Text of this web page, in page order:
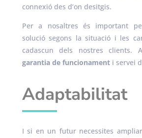
connexió des d’on desitgis.
Per a nosaltres és important
solució segons la situació i les
cadascun dels nostres clients.
garantia de funcionamenti servei
Adaptabilitat
I si en un futur necessites